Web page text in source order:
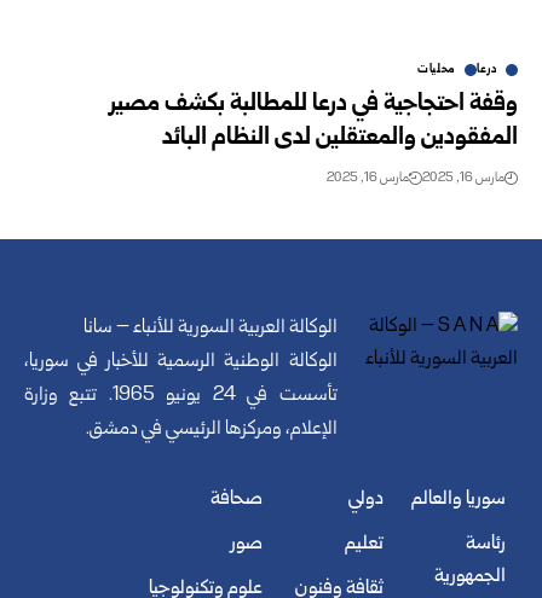
درعا محليات
وقفة احتجاجية في درعا للمطالبة بكشف مصير
المفقودين والمعتقلين لدى النظام البائد
مارس 16, 2025 مارس 16, 2025
الوكالة العربية السورية للأنباء – سانا
الوكالة الوطنية الرسمية للأخبار في سوريا،
تأسست في 24 يونيو 1965. تتبع وزارة
الإعلام، ومركزها الرئيسي في دمشق.
سوريا والعالم
رئاسة
الجمهورية
دولي
تعليم
ثقافة وفنون
صحافة
صور
علوم وتكنولوجيا